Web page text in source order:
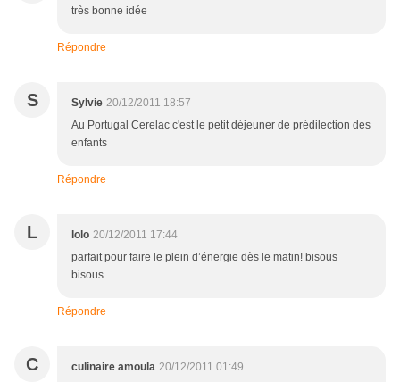
très bonne idée
Répondre
S Sylvie 20/12/2011 18:57
Au Portugal Cerelac c'est le petit déjeuner de prédilection des
enfants
Répondre
L lolo 20/12/2011 17:44
parfait pour faire le plein d’énergie dès le matin! bisous
bisous
Répondre
C culinaire amoula 20/12/2011 01:49